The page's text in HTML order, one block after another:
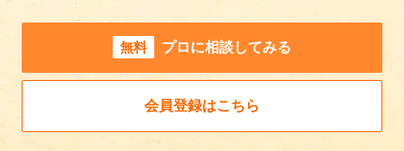
無料 プロに相談してみる
会員登録はこちら